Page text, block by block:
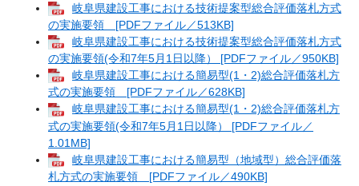
岐阜県建設工事における技術提案型総合評価落札方式
の実施要領 [PDFファイル／513KB]
岐阜県建設工事における技術提案型総合評価落札方式
の実施要領(令和7年5月1日以降） [PDFファイル／950KB]
岐阜県建設工事における簡易型(1・2)総合評価落札方
式の実施要領 [PDFファイル／628KB]
岐阜県建設工事における簡易型(1・2)総合評価落札方
式の実施要領(令和7年5月1日以降） [PDFファイル／
1.01MB]
岐阜県建設工事における簡易型（地域型）総合評価落
札方式の実施要領 [PDFファイル／490KB]